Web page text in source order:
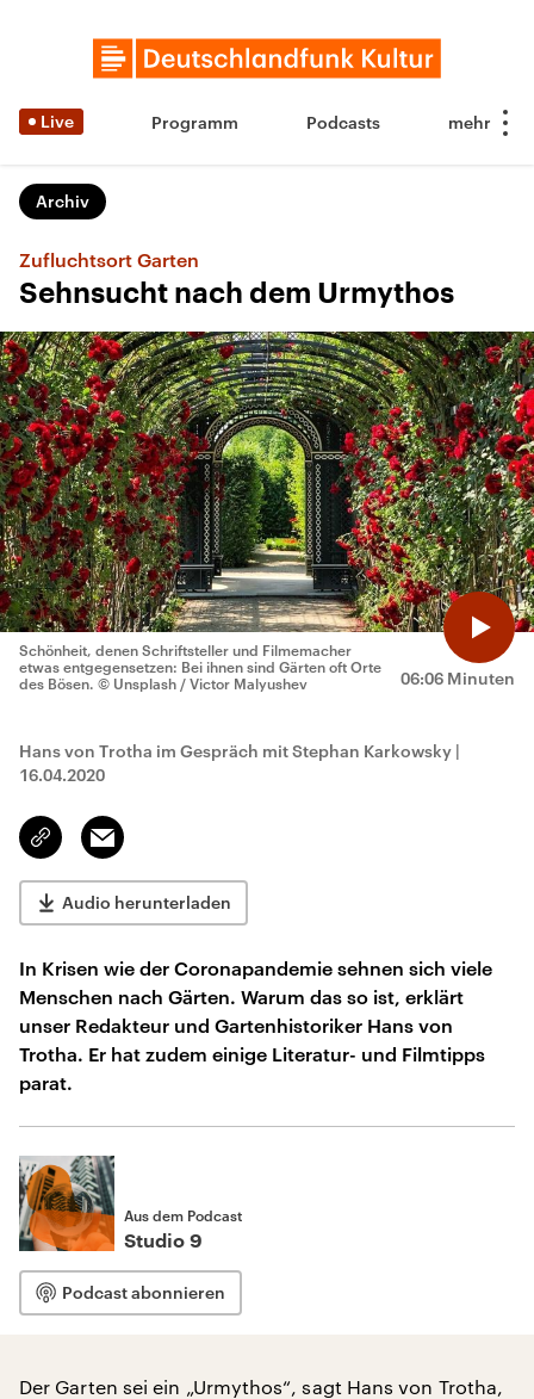
Live Programm Podcasts
Archiv
Zufluchtsort Garten
Sehnsucht nach dem Urmythos
06:06 Minuten
Schönheit, denen Schriftsteller und Filmemacher
etwas entgegensetzen: Bei ihnen sind Gärten oft Orte
des Bösen. © Unsplash / Victor Malyushev
Hans von Trotha im Gespräch mit Stephan Karkowsky |
16.04.2020
Link
kopieren/teilen
Email
Audio herunterladen
In Krisen wie der Coronapandemie sehnen sich viele
Menschen nach Gärten. Warum das so ist, erklärt
unser Redakteur und Gartenhistoriker Hans von
Trotha. Er hat zudem einige Literatur- und Filmtipps
parat.
Aus dem Podcast
Studio 9
Podcast abonnieren
Der Garten sei ein „Urmythos“, sagt Hans von Trotha,